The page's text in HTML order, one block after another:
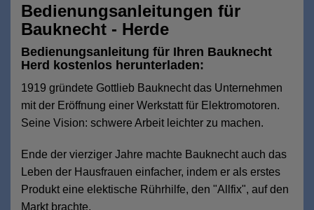
Bedienungsanleitungen für
Bauknecht - Herde
Bedienungsanleitung für Ihren Bauknecht
Herd kostenlos herunterladen:
1919 gründete Gottlieb Bauknecht das Unternehmen
mit der Eröffnung einer Werkstatt für Elektromotoren.
Seine Vision: schwere Arbeit leichter zu machen.
Ende der vierziger Jahre machte Bauknecht auch das
Leben der Hausfrauen einfacher, indem er als erstes
Produkt eine elektische Rührhilfe, den "Allfix", auf den
Markt brachte.